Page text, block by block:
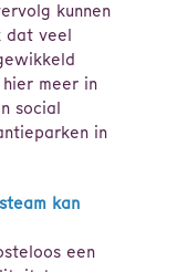
kunnen
dat veel
meer in
social
in
kan
een